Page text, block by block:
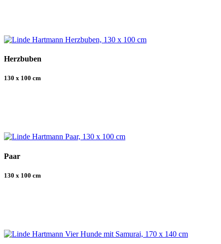
Herzbuben
130 x 100 cm
Paar
130 x 100 cm